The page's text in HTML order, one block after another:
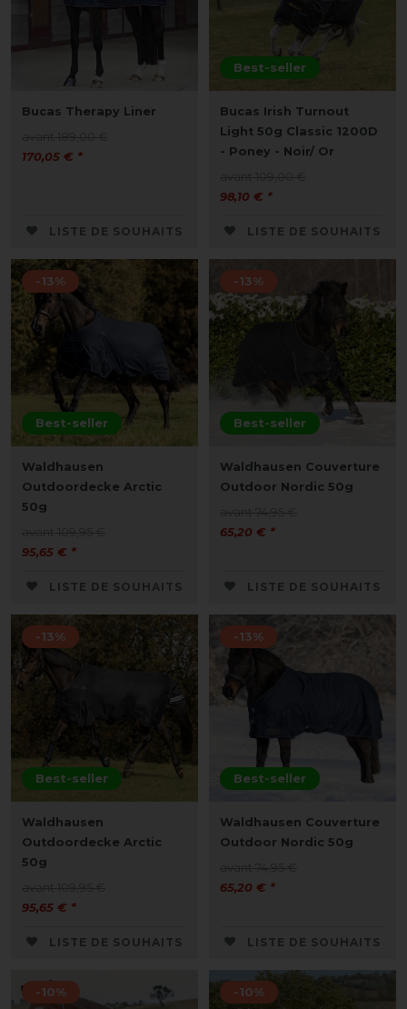
Bucas Therapy Liner
170,05 € *
LISTE DE SOUHAITS
Best-seller
Bucas Irish Turnout
Light 50g Classic 1200D
- Poney - Noir/ Or
98,10 € *
LISTE DE SOUHAITS
Best-seller
-13%
Waldhausen
Outdoordecke Arctic
50g
95,65 € *
LISTE DE SOUHAITS
Best-seller
-13%
Waldhausen Couverture
Outdoor Nordic 50g
65,20 € *
LISTE DE SOUHAITS
Best-seller
-13%
Waldhausen
Outdoordecke Arctic
50g
95,65 € *
LISTE DE SOUHAITS
Best-seller
-13%
Waldhausen Couverture
Outdoor Nordic 50g
65,20 € *
LISTE DE SOUHAITS
-10% -10%